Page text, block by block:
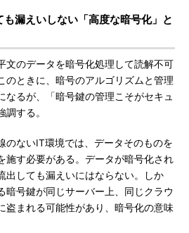
漏えいしない「高度な暗号化」と
のデータを暗号化処理して読解不可
のときに、暗号のアルゴリズムと管理
なるが、「暗号鍵の管理こそがセキュ
調する。
ないIT環境では、データそのものを
施す必要がある。データが暗号化され
出しても漏えいにはならない。しか
暗号鍵が同じサーバー上、同じクラウ
盗まれる可能性があり、暗号化の意味